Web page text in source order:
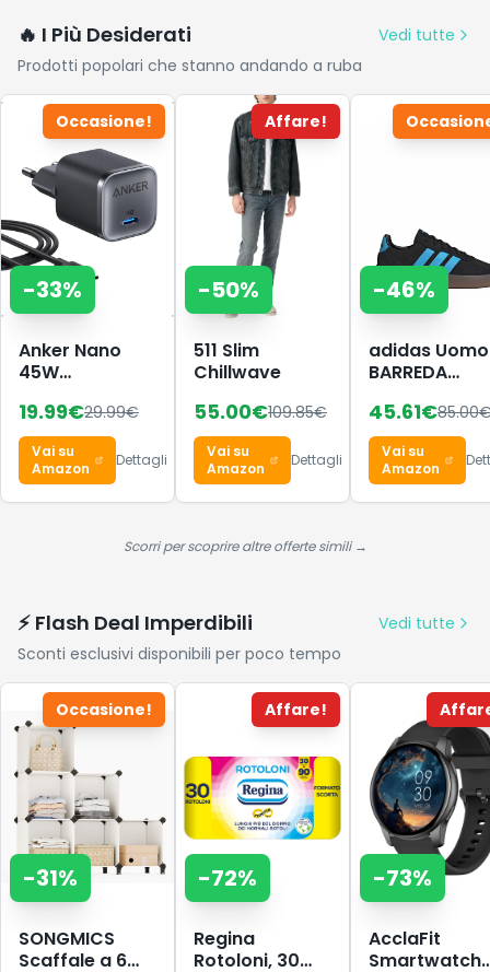
🔥 I Più Desiderati
Vedi tutte
Prodotti popolari che stanno andando a ruba
Occasione!
-33%
Anker Nano
45W
USB-C
compatto e
pieghevole
19.99€29.99€
Vai su
Amazon
Dettagli
Affare!
-50%
511 Slim
Chillwave
55.00€109.85€
Vai su
Amazon
Dettagli
-46%
adidas Uomo
BARREDA
Core
Black/Lucid
38 EU
45.61€85.00
Vai su
Amazon
Scorri per scoprire altre offerte simili →
⚡ Flash Deal Imperdibili
Vedi tutte
Sconti esclusivi disponibili per poco tempo
Occasione!
-31%
SONGMICS
Scaffale a 6
Affare!
-72%
Regina
Rotoloni, 30
-73%
AcclaFit
Smartwatch